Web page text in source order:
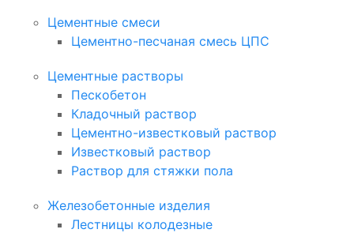
Цементные смеси
Цементно-песчаная смесь ЦПС
Цементные растворы
Пескобетон
Кладочный раствор
Цементно-известковый раствор
Известковый раствор
Раствор для стяжки пола
Железобетонные изделия
Лестницы колодезные